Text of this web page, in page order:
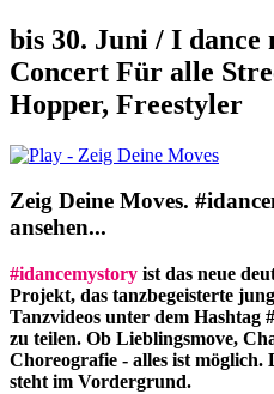
bis 30. Juni / I
Concert Für alle
Hopper, Freestyler
Zeig Deine Moves.
ansehen...
#idancemystory ist das neue
Projekt, das tanzbegeisterte
Tanzvideos unter dem Hashtag
zu teilen. Ob Lieblingsmove,
Choreografie - alles ist möglich.
steht im Vordergrund.